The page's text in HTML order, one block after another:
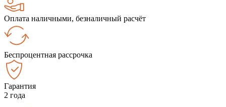
Оплата наличными, безналичный расчёт
Беспроцентная рассрочка
Гарантия
2 года